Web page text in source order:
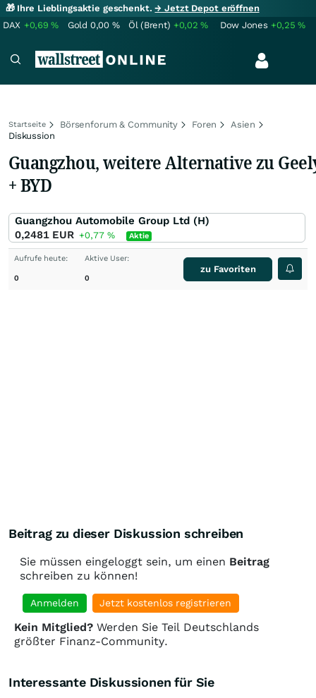
🎁 Ihre Lieblingsaktie geschenkt.→ Jetzt Depot eröffnen
DAX +0,69% Gold 0,00 % Öl (Brent) +0,02% Dow Jones +0,25%
Startseite Börsenforum & Community Foren
Asien
Diskussion
Guangzhou, weitere Alternative zu
+ BYD
Guangzhou Automobile Group Ltd (H)
0,2481 EUR +0,77 % Aktie
Aufrufe heute:
0
Aktive User:
0
zu Favoriten
Beitrag zu dieser Diskussion schreiben
Sie müssen eingeloggt sein, um einen Beitrag
schreiben zu können!
Anmelden Jetzt kostenlos registrieren
Kein Mitglied? Werden Sie Teil Deutschlands
größter Finanz-Community.
Interessante Diskussionen für Sie